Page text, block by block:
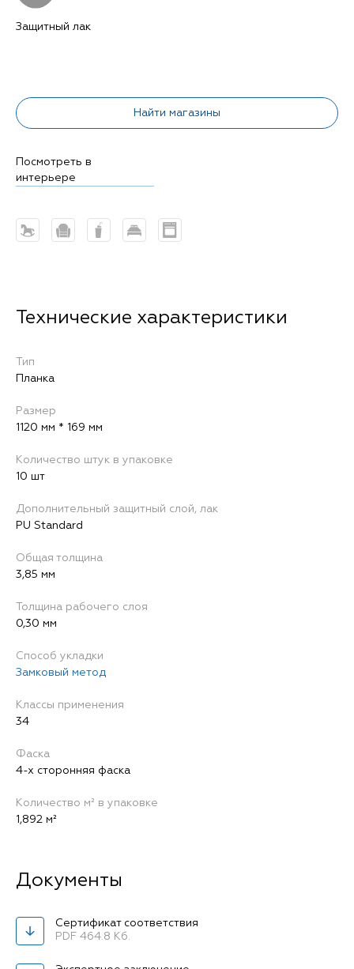
Защитный лак
Найти магазины
Посмотреть в
интерьере
Тип
Планка
Размер
1120 мм * 169 мм
Количество штук в упаковке
10 шт
Дополнительный защитный слой, лак
PU Standard
Общая толщина
3,85 мм
Толщина рабочего слоя
0,30 мм
Способ укладки
Замковый метод
Классы применения
34
Фаска
4-х сторонняя фаска
Количество м² в упаковке
1,892 м²
Сертификат соответствия
PDF 464.8 Кб.